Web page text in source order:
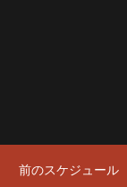
前のスケジュール